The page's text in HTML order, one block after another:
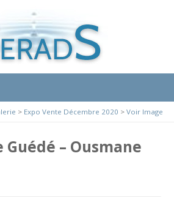
> Expo Vente Décembre 2020 > Voir Image
Guédé – Ousmane